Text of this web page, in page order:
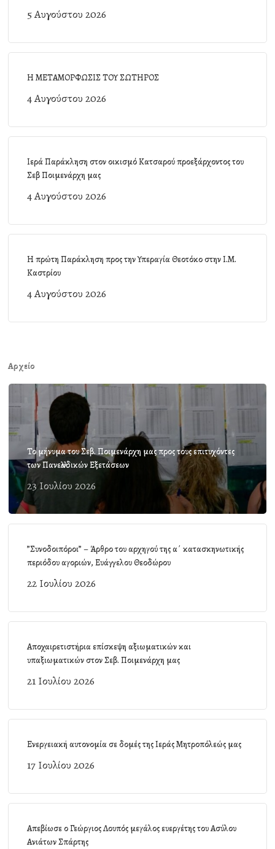
5 Αυγούστου 2026
Η ΜΕΤΑΜΟΡΦΩΣΙΣ ΤΟΥ ΣΩΤΗΡΟΣ
4 Αυγούστου 2026
Ιερά Παράκληση στον οικισμό Κατσαρού προεξάρχοντος του
Σεβ Ποιμενάρχη μας
4 Αυγούστου 2026
Η πρώτη Παράκληση προς την Υπεραγία Θεοτόκο στην Ι.Μ.
Καστρίου
4 Αυγούστου 2026
Αρχείο
Το μήνυμα του Σεβ. Ποιμενάρχη μας προς τους επιτυχόντες
των Πανελλαδικών Εξετάσεων
23 Ιουλίου 2026
”Συνοδοιπόροι” – Άρθρο του αρχηγού της α΄ κατασκηνωτικής
περιόδου αγοριών, Ευάγγελου Θεοδώρου
22 Ιουλίου 2026
Αποχαιρετιστήρια επίσκεψη αξιωματικών και
υπαξιωματικών στον Σεβ. Ποιμενάρχη μας
21 Ιουλίου 2026
Ενεργειακή αυτονομία σε δομές της Ιεράς Μητροπόλεώς μας
17 Ιουλίου 2026
Απεβίωσε ο Γεώργιος Λουπός μεγάλος ευεργέτης του Ασύλου
Ανιάτων Σπάρτης